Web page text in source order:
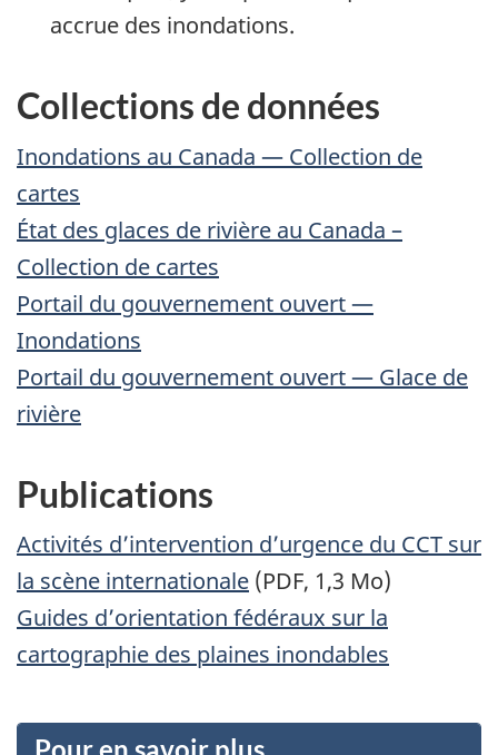
accrue des inondations.
Collections de données
Inondations au Canada — Collection de
cartes
État des glaces de rivière au Canada –
Collection de cartes
Portail du gouvernement ouvert —
Inondations
Portail du gouvernement ouvert — Glace de
rivière
Publications
Activités d’intervention d’urgence du CCT sur
la scène internationale (PDF, 1,3 Mo)
Guides d’orientation fédéraux sur la
cartographie des plaines inondables